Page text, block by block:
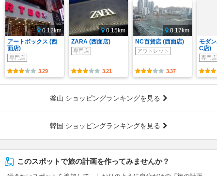
0.12km
アートボックス (西
面店)
専門店
3.29
0.15km
ZARA (西面店)
専門店
3.21
0.17km
NC百貨店 (西面店)
アウトレット
3.37
モダ
C店)
専門店
釜山 ショッピングランキングを見る
韓国 ショッピングランキングを見る
このスポットで旅の計画を作ってみませんか？